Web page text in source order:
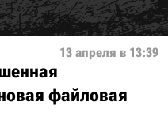
13 апреля в 13:39
файловая